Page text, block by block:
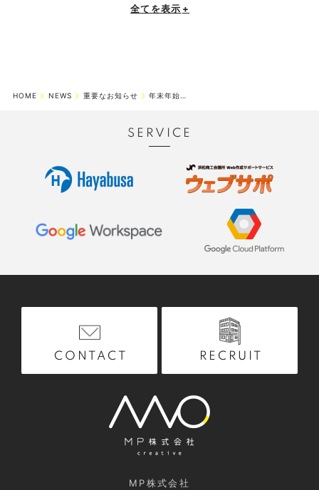
全てを表示 +
HOME NEWS 重要なお知らせ 年末年始営業のお知らせ
SERVICE
CONTACT RECRUIT
MP株式会社